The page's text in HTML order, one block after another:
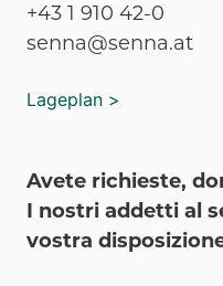
+43 1 910 42-0
senna@senna.at
Lageplan >
Avete richieste,
I nostri addetti al
vostra